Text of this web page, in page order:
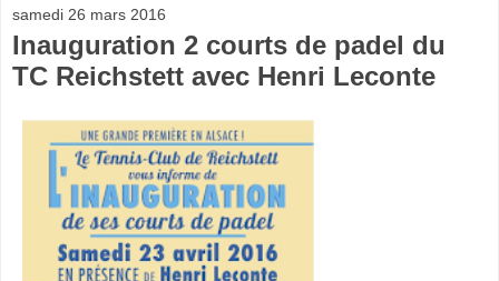
samedi 26 mars 2016
Inauguration 2 courts de padel du
TC Reichstett avec Henri Leconte